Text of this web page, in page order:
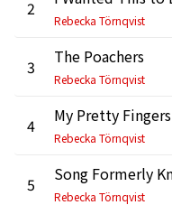
2
Rebecka Törnqvist
3 The Poachers
Rebecka Törnqvist
4 My Pretty Fingers
Rebecka Törnqvist
5
Rebecka Törnqvist